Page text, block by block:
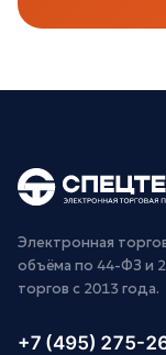
Электронная
объёма по 44-ФЗ и
торгов с 2013 года.
+7 (495) 275-